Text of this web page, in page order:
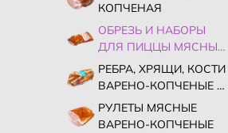
КОПЧЕНАЯ
ОБРЕЗЬ И НАБОРЫ
ДЛЯ ПИЦЦЫ МЯСНЫХ
ДЕЛИКАТЕСОВ
РЕБРА, ХРЯЩИ, КОСТИ
ВАРЕНО-КОПЧЕНЫЕ И
СЫРОКОПЧЕНЫЕ
РУЛЕТЫ МЯСНЫЕ
ВАРЕНО-КОПЧЕНЫЕ